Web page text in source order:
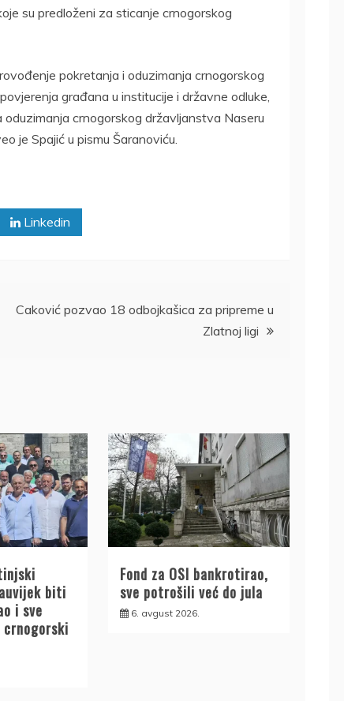
su predloženi za sticanje crnogorskog
pokretanja i oduzimanja crnogorskog
građana u institucije i državne odluke,
crnogorskog državljanstva Naseru
je Spajić u pismu Šaranoviću.
Linkedin
Caković pozvao 18 odbojkašica za pripreme u
Zlatnoj ligi
biti
i sve
Fond za OSI bankrotirao,
sve potrošili već do jula
6. avgust 2026.